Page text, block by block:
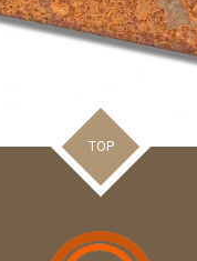
TOP